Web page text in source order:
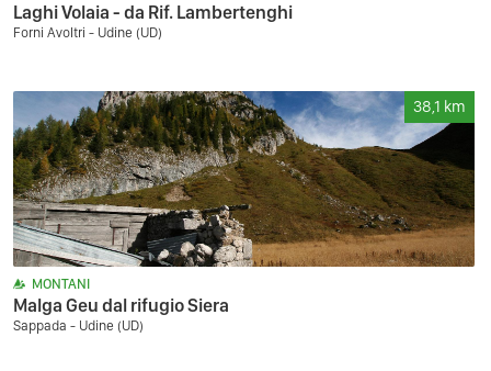
Laghi Volaia - da Rif. Lambertenghi
Forni Avoltri - Udine (UD)
38,1 km
MONTANI
Malga Geu dal rifugio Siera
Sappada - Udine (UD)